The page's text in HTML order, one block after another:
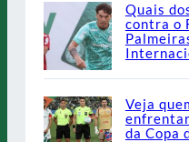
Quais
contra o
Veja
da Copa